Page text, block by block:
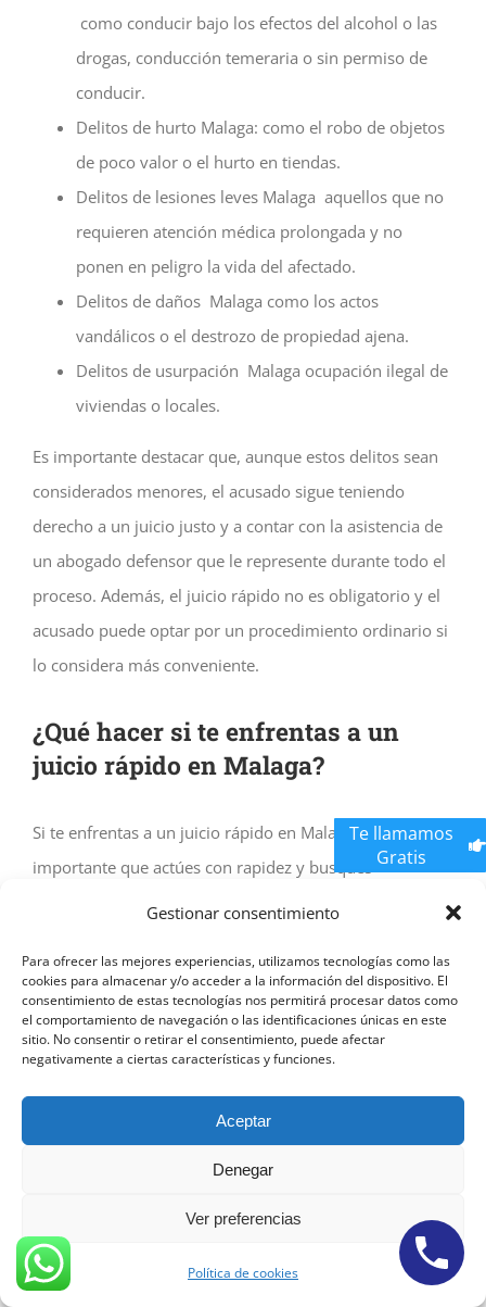
Gestionar consentimiento
Para ofrecer las mejores experiencias, utilizamos tecnologías como las
cookies para almacenar y/o acceder a la información del dispositivo. El
consentimiento de estas tecnologías nos permitirá procesar datos como
el comportamiento de navegación o las identificaciones únicas en este
sitio. No consentir o retirar el consentimiento, puede afectar
negativamente a ciertas características y funciones.
Aceptar
Denegar
Ver preferencias
Política de cookies
como conducir bajo los efectos del alcohol o las
drogas, conducción temeraria o sin permiso de
conducir.
Delitos de hurto Malaga: como el robo de objetos
de poco valor o el hurto en tiendas.
Delitos de lesiones leves Malaga aquellos que no
requieren atención médica prolongada y no
ponen en peligro la vida del afectado.
Delitos de daños Malaga como los actos
vandálicos o el destrozo de propiedad ajena.
Delitos de usurpación Malaga ocupación ilegal de
viviendas o locales.
Es importante destacar que, aunque estos delitos sean
considerados menores, el acusado sigue teniendo
derecho a un juicio justo y a contar con la asistencia de
un abogado defensor que le represente durante todo el
proceso. Además, el juicio rápido no es obligatorio y el
acusado puede optar por un procedimiento ordinario si
lo considera más conveniente.
¿Qué hacer si te enfrentas a un
juicio rápido en Malaga?
Si te enfrentas a un juicio rápido en Malaga, es
importante que actúes con rapidez y busques
pueden ser útiles:
Mantén la calma: Es normal sentirse nervioso o
preocupado ante la perspectiva de un juicio
rápido, pero es importante mantener la calma
para poder tomar decisiones informadas y actuar
de forma adecuada.
penal: Es fundamental contar con la asistencia de
un abogado especializado en derecho penal que
Te llamamos
Gratis